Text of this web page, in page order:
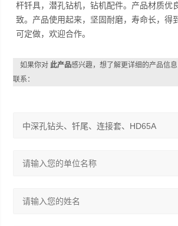
杆钎具，潜孔钻机，钻机配件。产品材质优
致。产品使用起来，坚固耐磨，寿命长，得
可定做，欢迎合作。
如果你对此产品感兴趣，想了解更详细的产品信
联系：